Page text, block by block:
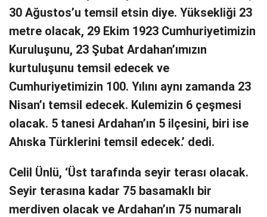
30 Ağustos’u temsil etsin diye. Yüksekliği 23
metre olacak, 29 Ekim 1923 Cumhuriyetimizin
Kuruluşunu, 23 Şubat Ardahan’ımızın
kurtuluşunu temsil edecek ve
Cumhuriyetimizin 100. Yılını aynı zamanda 23
Nisan’ı temsil edecek. Kulemizin 6 çeşmesi
olacak. 5 tanesi Ardahan’ın 5 ilçesini, biri ise
Ahıska Türklerini temsil edecek.’ dedi.
Celil Ünlü, ‘Üst tarafında seyir terası olacak.
Seyir terasına kadar 75 basamaklı bir
merdiven olacak ve Ardahan’ın 75 numaralı